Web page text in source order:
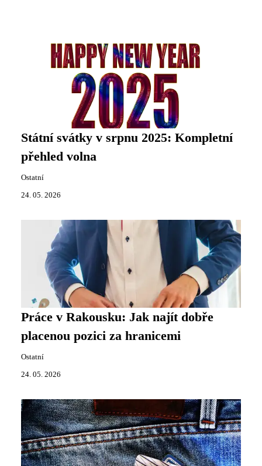
Státní svátky v srpnu 2025: Kompletní
přehled volna
Ostatní
24. 05. 2026
Práce v Rakousku: Jak najít dobře
placenou pozici za hranicemi
Ostatní
24. 05. 2026